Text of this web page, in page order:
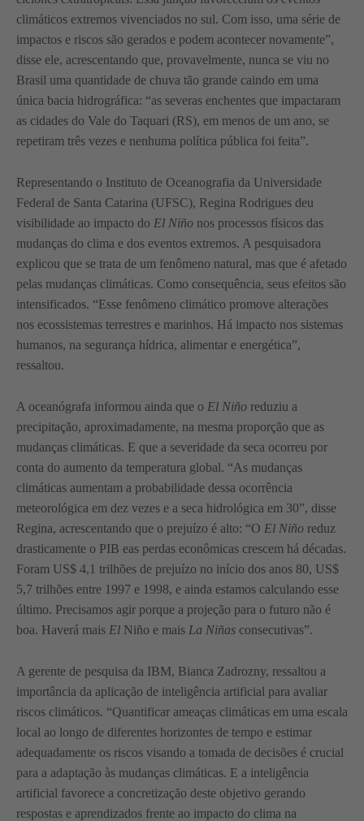
climáticos extremos vivenciados no sul. Com isso, uma série de
impactos e riscos são gerados e podem acontecer novamente”,
disse ele, acrescentando que, provavelmente, nunca se viu no
Brasil uma quantidade de chuva tão grande caindo em uma
única bacia hidrográfica: “as severas enchentes que impactaram
as cidades do Vale do Taquari (RS), em menos de um ano, se
repetiram três vezes e nenhuma política pública foi feita”.
Representando o Instituto de Oceanografia da Universidade
Federal de Santa Catarina (UFSC), Regina Rodrigues deu
visibilidade ao impacto do El Niño nos processos físicos das
mudanças do clima e dos eventos extremos. A pesquisadora
explicou que se trata de um fenômeno natural, mas que é afetado
pelas mudanças climáticas. Como consequência, seus efeitos são
intensificados. “Esse fenômeno climático promove alterações
nos ecossistemas terrestres e marinhos. Há impacto nos sistemas
humanos, na segurança hídrica, alimentar e energética”,
ressaltou.
A oceanógrafa informou ainda que o El Niño reduziu a
precipitação, aproximadamente, na mesma proporção que as
mudanças climáticas. E que a severidade da seca ocorreu por
conta do aumento da temperatura global. “As mudanças
climáticas aumentam a probabilidade dessa ocorrência
meteorológica em dez vezes e a seca hidrológica em 30”, disse
Regina, acrescentando que o prejuízo é alto: “O El Niño reduz
drasticamente o PIB eas perdas econômicas crescem há décadas.
Foram US$ 4,1 trilhões de prejuízo no início dos anos 80, US$
5,7 trilhões entre 1997 e 1998, e ainda estamos calculando esse
último. Precisamos agir porque a projeção para o futuro não é
boa. Haverá mais El Niño e mais La Niñas consecutivas”.
A gerente de pesquisa da IBM, Bianca Zadrozny, ressaltou a
importância da aplicação de inteligência artificial para avaliar
riscos climáticos. “Quantificar ameaças climáticas em uma escala
local ao longo de diferentes horizontes de tempo e estimar
adequadamente os riscos visando a tomada de decisões é crucial
para a adaptação às mudanças climáticas. E a inteligência
artificial favorece a concretização deste objetivo gerando
respostas e aprendizados frente ao impacto do clima na